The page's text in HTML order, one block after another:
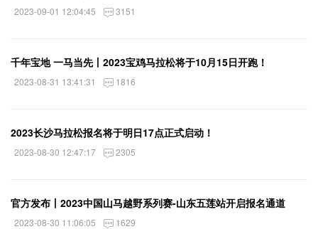
2023-09-01 12:04:45 3151
千年宝地 一马当先丨2023宝鸡马拉松将于10月15日开跑！
2023-08-31 13:41:31 1816
2023长沙马拉松报名将于明日17点正式启动！
2023-08-30 12:47:17 2305
官方发布丨2023中国山马越野系列赛-山东五莲站开启报名通道
2023-08-30 11:06:05 1629